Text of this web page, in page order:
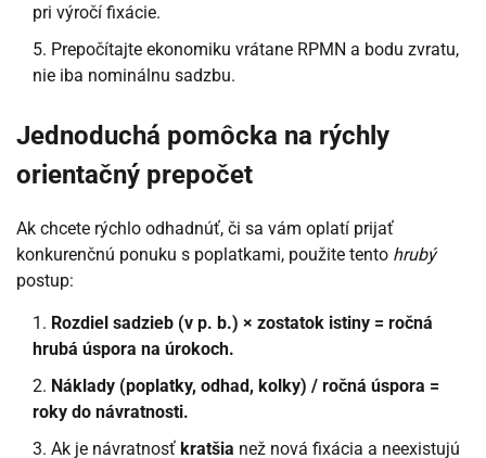
pri výročí fixácie.
Prepočítajte ekonomiku vrátane RPMN a bodu zvratu,
nie iba nominálnu sadzbu.
Jednoduchá pomôcka na rýchly
orientačný prepočet
Ak chcete rýchlo odhadnúť, či sa vám oplatí prijať
konkurenčnú ponuku s poplatkami, použite tento hrubý
postup:
Rozdiel sadzieb (v p. b.) × zostatok istiny = ročná
hrubá úspora na úrokoch.
Náklady (poplatky, odhad, kolky) / ročná úspora =
roky do návratnosti.
Ak je návratnosť kratšia než nová fixácia a neexistujú